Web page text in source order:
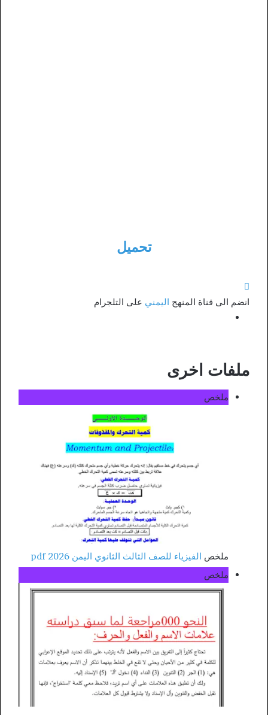
تحميل
انضم الى قناة المنهج اليمني على التلجرام
ملفات اخرى
ملخص
ملخص الفيزياء للصف الثالث الثانوي اليمن 2026 pdf
ملخص